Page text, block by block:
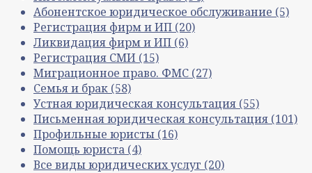
Абонентское юридическое обслуживание (5)
Регистрация фирм и ИП (20)
Ликвидация фирм и ИП (6)
Регистрация СМИ (15)
Миграционное право. ФМС (27)
Семья и брак (58)
Устная юридическая консультация (55)
Письменная юридическая консультация (101)
Профильные юристы (16)
Помощь юриста (4)
Все виды юридических услуг (20)